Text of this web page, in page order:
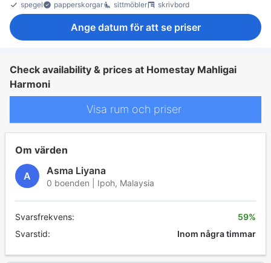
spegel
papperskorgar sittmöbler skrivbord
Ange datum för att se priser
Check availability & prices at Homestay Mahligai
Harmoni
Visa rum och priser
Om värden
A Asma Liyana
0 boenden | Ipoh, Malaysia
Svarsfrekvens:
Svarstid:
59%
Inom några timmar